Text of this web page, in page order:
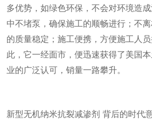
多优势，如绿色环保，不会对环境造
中不堵泵，确保施工的顺畅进行；不
的质量稳定；施工便携，方便施工人
此，它一经面市，便迅速获得了美国
业的广泛认可，销量一路攀升。
新型无机纳米抗裂减渗剂 背后的时代